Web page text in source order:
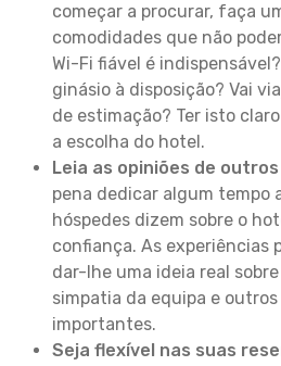
começar a procurar, faça
comodidades que não
Wi-Fi fiável é
ginásio à disposição? Vai
de estimação? Ter isto
a escolha do hotel.
Leia as opiniões de
pena dedicar algum tempo
hóspedes dizem sobre o
confiança. As experiências
dar-lhe uma ideia real
simpatia da equipa e
importantes.
Seja flexível nas suas